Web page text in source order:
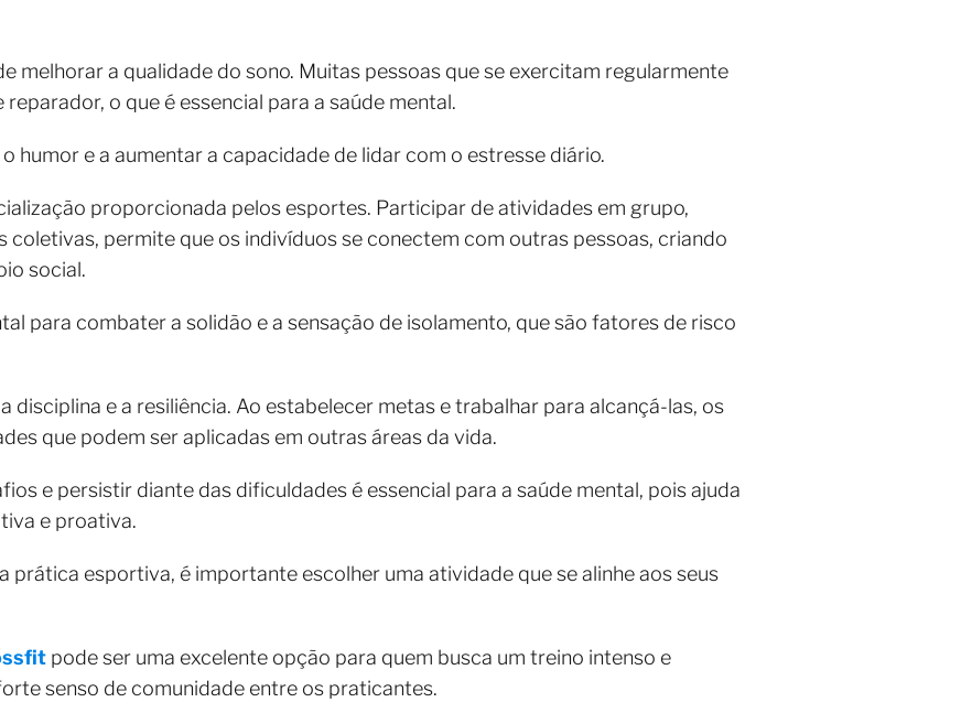
melhorar a qualidade do sono. Muitas pessoas que se exercitam regularmente
o que é essencial para a saúde mental.
humor e a aumentar a capacidade de lidar com o estresse diário.
proporcionada pelos esportes. Participar de atividades em grupo,
coletivas, permite que os indivíduos se conectem com outras pessoas, criando
social.
para combater a solidão e a sensação de isolamento, que são fatores de risco
disciplina e a resiliência. Ao estabelecer metas e trabalhar para alcançá-las, os
que podem ser aplicadas em outras áreas da vida.
e persistir diante das dificuldades é essencial para a saúde mental, pois ajuda
e proativa.
prática esportiva, é importante escolher uma atividade que se alinhe aos seus
pode ser uma excelente opção para quem busca um treino intenso e
senso de comunidade entre os praticantes.